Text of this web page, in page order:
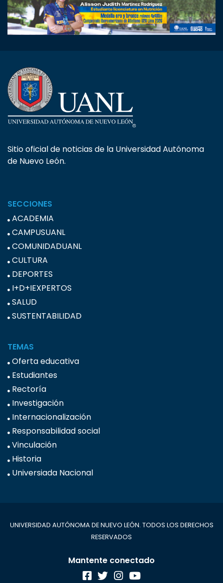
Sitio oficial de noticias de la Universidad Autónoma
de Nuevo León.
SECCIONES
ACADEMIA
CAMPUSUANL
COMUNIDADUANL
CULTURA
DEPORTES
I+D+IEXPERTOS
SALUD
SUSTENTABILIDAD
TEMAS
Oferta educativa
Estudiantes
Rectoría
Investigación
Internacionalización
Responsabilidad social
Vinculación
Historia
Universiada Nacional
UNIVERSIDAD AUTÓNOMA DE NUEVO LEÓN. TODOS LOS DERECHOS
RESERVADOS
Mantente conectado